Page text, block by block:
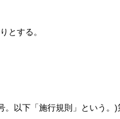
とする。
。以下「施行規則」という。)